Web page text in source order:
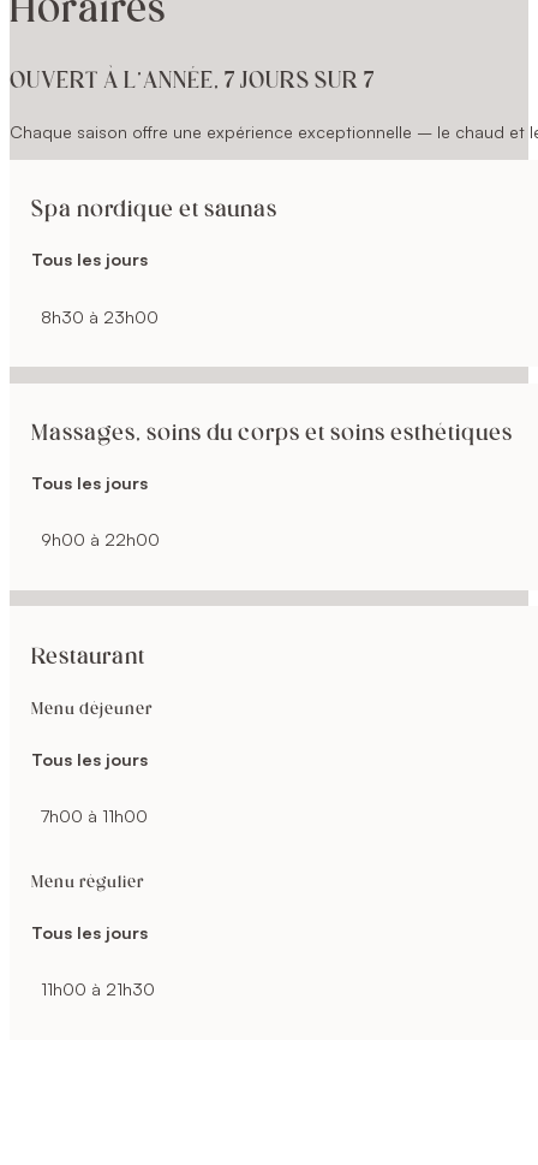
Horaires
OUVERT À L’ANNÉE, 7 JOURS SUR 7
Chaque saison offre une expérience exceptionnelle – le chaud et
Spa nordique et saunas
Tous les jours
8h30 à 23h00
Massages, soins du corps et soins esthétiques
Tous les jours
9h00 à 22h00
Restaurant
Menu déjeuner
Tous les jours
7h00 à 11h00
Menu régulier
Tous les jours
11h00 à 21h30